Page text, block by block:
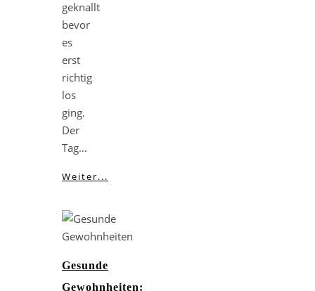
geknallt
bevor
es
erst
richtig
los
ging.
Der
Tag…
Weiter...
Gesunde
Gewohnheiten: